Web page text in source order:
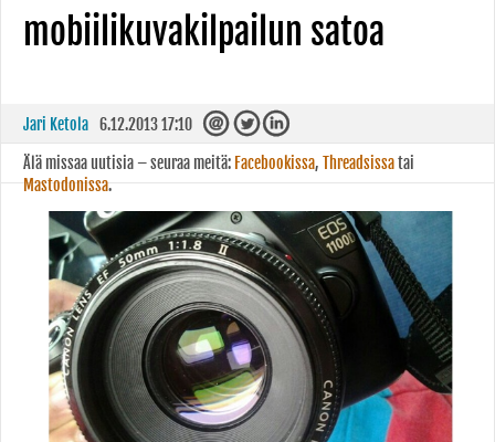
mobiilikuvakilpailun satoa
Jari Ketola 6.12.2013 17:10
Älä missaa uutisia – seuraa meitä: Facebookissa, Threadsissatai
Mastodonissa.